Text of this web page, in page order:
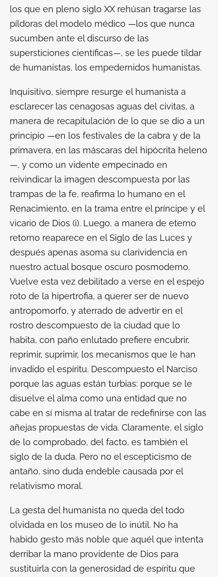
los que en pleno siglo XX rehúsan tragarse las
píldoras del modelo médico —los que nunca
sucumben ante el discurso de las
supersticiones científicas—, se les puede tildar
de humanistas, los empedernidos humanistas.
Inquisitivo, siempre resurge el humanista a
esclarecer las cenagosas aguas del civitas, a
manera de recapitulación de lo que se dio a un
principio —en los festivales de la cabra y de la
primavera, en las máscaras del hipócrita heleno
—, y como un vidente empecinado en
reivindicar la imagen descompuesta por las
trampas de la fe, reafirma lo humano en el
Renacimiento, en la trama entre el príncipe y el
vicario de Dios (i). Luego, a manera de eterno
retorno reaparece en el Siglo de las Luces y
después apenas asoma su clarividencia en
nuestro actual bosque oscuro posmoderno.
Vuelve esta vez debilitado a verse en el espejo
roto de la hipertrofia, a querer ser de nuevo
antropomorfo, y aterrado de advertir en el
rostro descompuesto de la ciudad que lo
habita, con paño enlutado prefiere encubrir,
reprimir, suprimir, los mecanismos que le han
invadido el espíritu. Descompuesto el Narciso
porque las aguas están turbias: porque se le
disuelve el alma como una entidad que no
cabe en sí misma al tratar de redefinirse con las
añejas propuestas de vida. Claramente, el siglo
de lo comprobado, del facto, es también el
siglo de la duda. Pero no el escepticismo de
antaño, sino duda endeble causada por el
relativismo moral.
La gesta del humanista no queda del todo
olvidada en los museo de lo inútil. No ha
habido gesto más noble que aquél que intenta
derribar la mano providente de Dios para
sustituirla con la generosidad de espíritu que